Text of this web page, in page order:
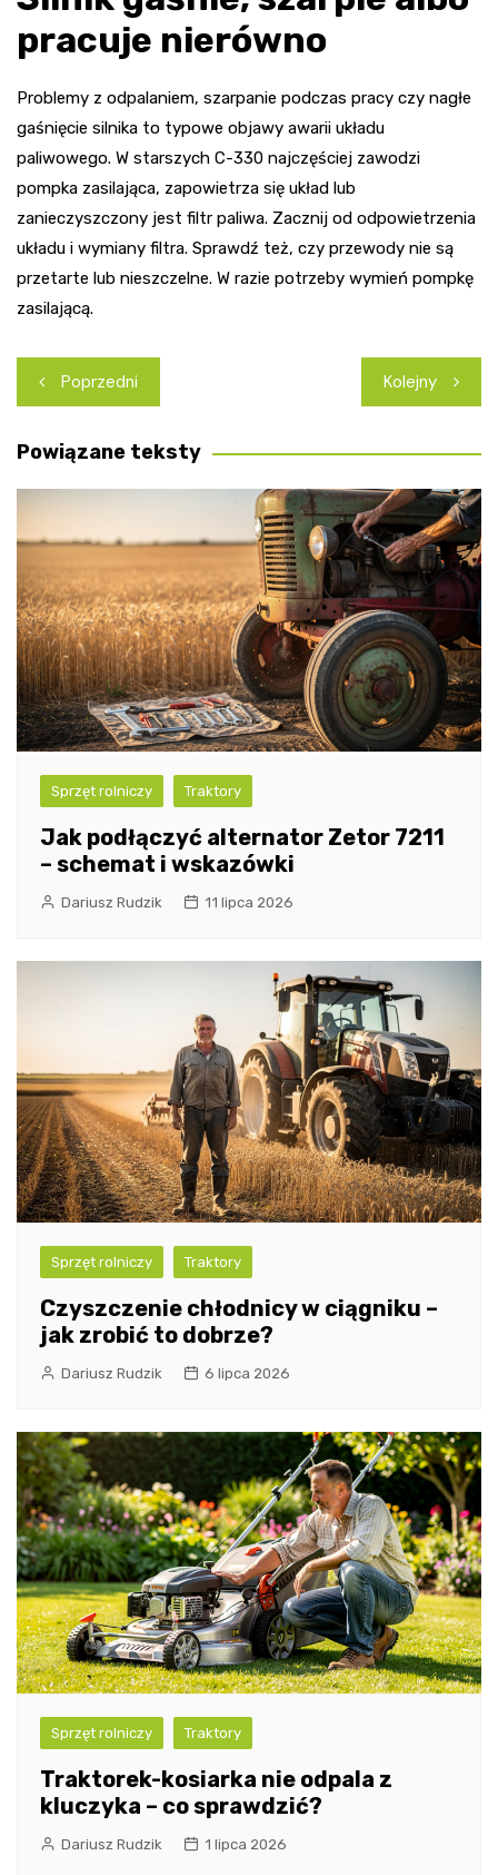
pracuje nierówno
Problemy z odpalaniem, szarpanie podczas pracy czy nagłe
gaśnięcie silnika to typowe objawy awarii układu
paliwowego. W starszych C-330 najczęściej zawodzi
pompka zasilająca, zapowietrza się układ lub
zanieczyszczony jest filtr paliwa. Zacznij od odpowietrzenia
układu i wymiany filtra. Sprawdź też, czy przewody nie są
przetarte lub nieszczelne. W razie potrzeby wymień pompkę
zasilającą.
Nawigacja
wpisu
Poprzedni Kolejny
Powiązane teksty
Sprzęt rolniczy Traktory
Jak podłączyć alternator Zetor 7211
– schemat i wskazówki
Dariusz Rudzik 11 lipca 2026
Sprzęt rolniczy Traktory
Czyszczenie chłodnicy w ciągniku –
jak zrobić to dobrze?
Dariusz Rudzik 6 lipca 2026
Sprzęt rolniczy Traktory
Traktorek-kosiarka nie odpala z
kluczyka – co sprawdzić?
Dariusz Rudzik 1 lipca 2026